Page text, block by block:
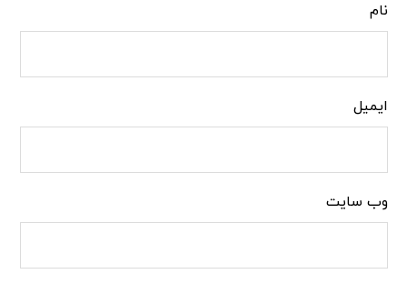
نام
ایمیل
وب‌ سایت